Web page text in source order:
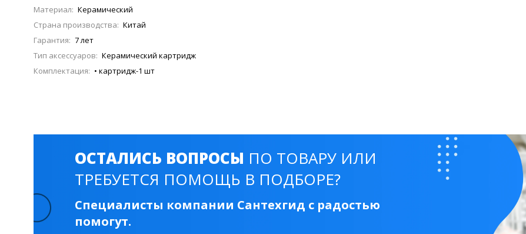
Материал: Керамический
Страна производства: Китай
Гарантия: 7 лет
Тип аксессуаров: Керамический картридж
Комплектация: • картридж-1 шт
ОСТАЛИСЬ ВОПРОСЫ ПО ТОВАРУ ИЛИ
ТРЕБУЕТСЯ ПОМОЩЬ В ПОДБОРЕ?
Специалисты компании Сантехгид с радостью
помогут.